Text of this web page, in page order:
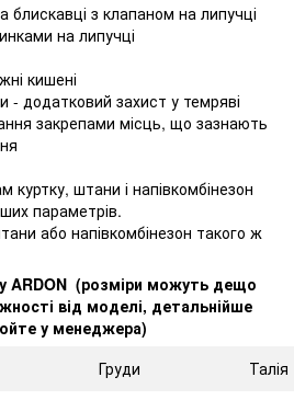
блискавці з клапаном на липучці
на липучці
кишені
- додатковий захист у темряві
закрепами місць, що зазнають
штани і напівкомбінезон
параметрів.
або напівкомбінезон такого ж
ARDON (розміри можуть дещо
від моделі, детальнійше
у менеджера)
Груди Талія